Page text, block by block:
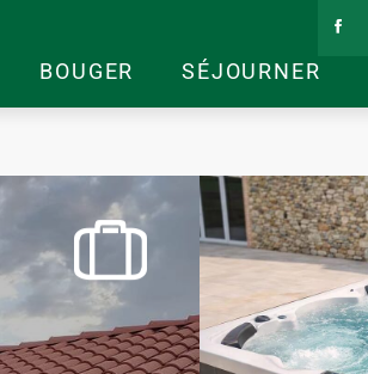
BOUGER SÉJOURNER